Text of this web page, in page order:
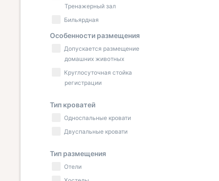
Тренажерный зал
Бильярдная
Особенности размещения
Допускается размещение
домашних животных
Круглосуточная стойка
регистрации
Тип кроватей
Односпальные кровати
Двуспальные кровати
Тип размещения
Отели